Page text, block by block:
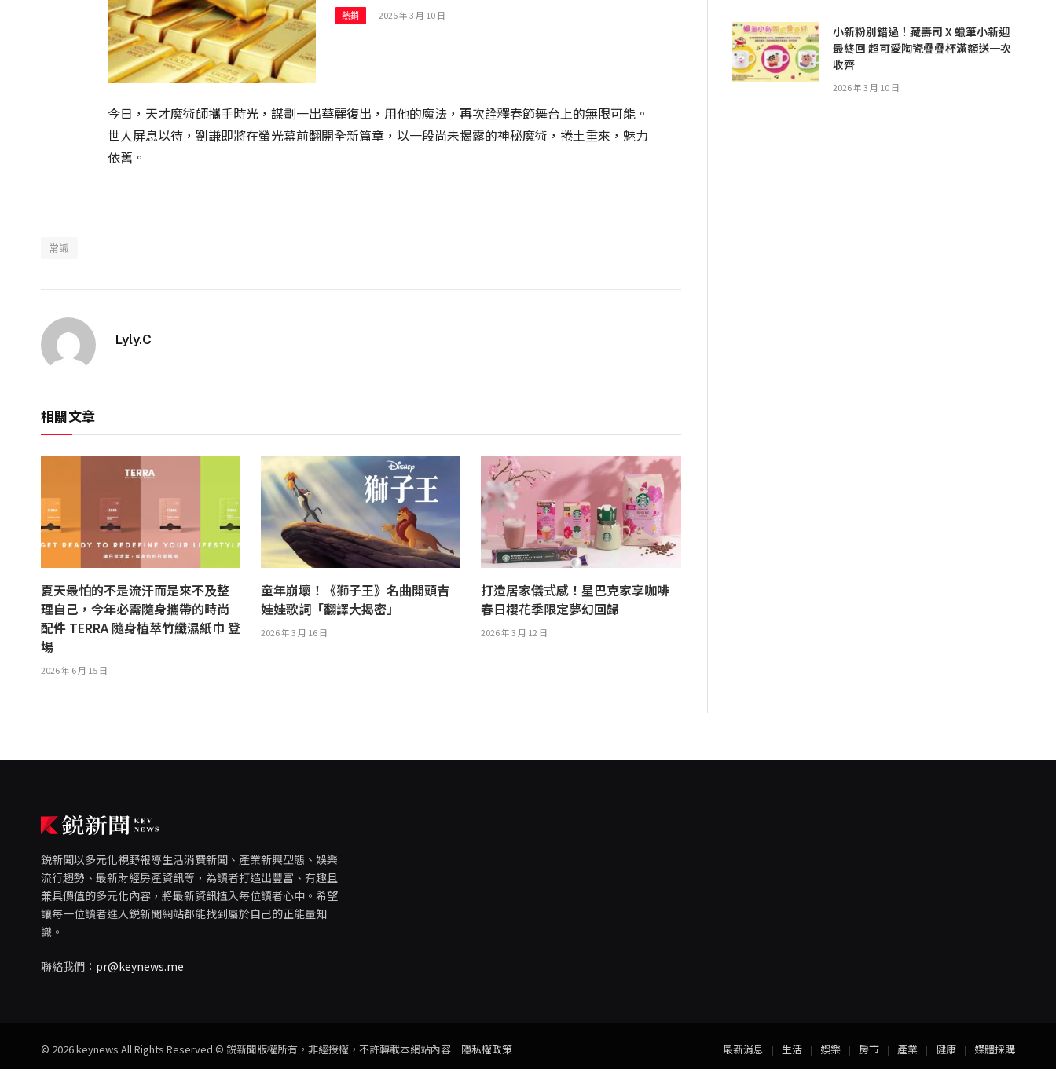
熱銷 2026 年 3 月 10 日
今日，天才魔術師攜手時光，謀劃一出華麗復出，用他的魔法，再次詮釋春節舞台上的無限可能。
世人屏息以待，劉謙即將在螢光幕前翻開全新篇章，以一段尚未揭露的神秘魔術，捲土重來，魅力
依舊。
常識
Lyly.C
相關文章
夏天最怕的不是流汗而是來不及整
理自己，今年必需隨身攜帶的時尚
配件 TERRA 隨身植萃竹纖濕紙巾 登
場
2026 年 6 月 15 日
童年崩壞！《獅子王》名曲開頭吉
娃娃歌詞「翻譯大揭密」
2026 年 3 月 16 日
打造居家儀式感！星巴克家享咖啡
春日櫻花季限定夢幻回歸
2026 年 3 月 12 日
小新粉別錯過！藏壽司 X 蠟筆小新迎
最終回 超可愛陶瓷疊疊杯滿額送一次
收齊
2026 年 3 月 10 日
鋭新聞以多元化視野報導生活消費新聞、產業新興型態、娛樂
流行趨勢、最新財經房產資訊等，為讀者打造出豐富、有趣且
兼具價值的多元化內容，將最新資訊植入每位讀者心中。希望
讓每一位讀者進入鋭新聞網站都能找到屬於自己的正能量知
識。
聯絡我們： pr@keynews.me
© 2026 keynews All Rights Reserved.© 鋭新聞版權所有，非經授權，不許轉載本網站內容｜ 隱私權政策 最新消息 生活 娛樂 房市 產業 健康 媒體採購